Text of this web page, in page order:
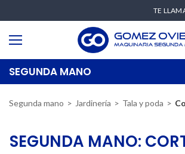
TE
SEGUNDA MANO
Segunda mano Jardinería Tala y poda
SEGUNDA MANO: